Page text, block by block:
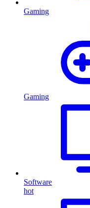
Gaming
Gaming
Software
hot